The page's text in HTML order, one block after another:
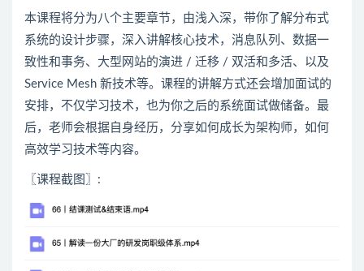
本课程将分为八个主要章节，由浅入深，带你了解分布式
系统的设计步骤，深入讲解核心技术，消息队列、数据一
致性和事务、大型网站的演进 / 迁移 / 双活和多活、以及
Service Mesh 新技术等。课程的讲解方式还会增加面试的
安排，不仅学习技术，也为你之后的系统面试做储备。最
后，老师会根据自身经历，分享如何成长为架构师，如何
高效学习技术等内容。
〖课程截图〗: